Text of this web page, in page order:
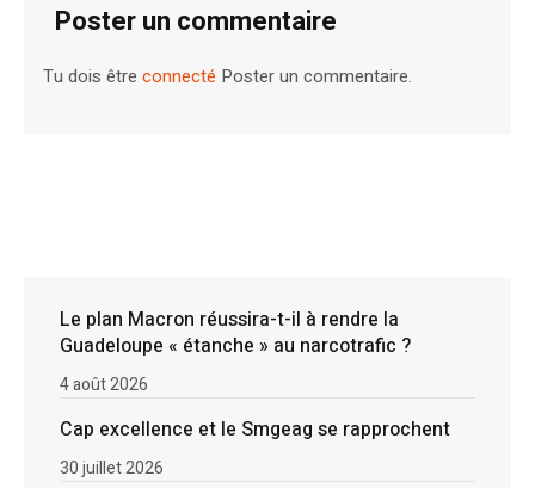
Poster un commentaire
Tu dois êtreconnecté Poster un commentaire.
Le plan Macron réussira-t-il à rendre la
Guadeloupe « étanche » au narcotrafic ?
4 août 2026
Cap excellence et le Smgeag se rapprochent
30 juillet 2026